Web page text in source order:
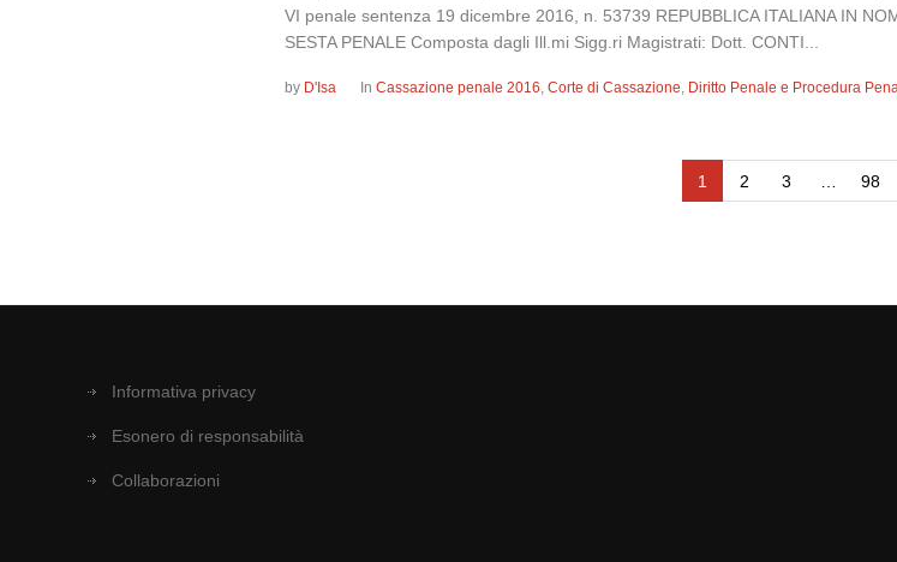
VI penale sentenza 19 dicembre 2016, n. 53739 REPUBBLICA ITALIANA IN
SESTA PENALE Composta dagli Ill.mi Sigg.ri Magistrati: Dott. CONTI...
by D'Isa InCassazione penale 2016,Corte di Cassazione, Diritto Penale e Procedura
1 2 3 98
Informativa privacy
Esonero di responsabilità
Collaborazioni